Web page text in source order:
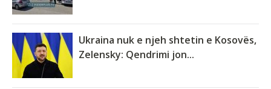
Ukraina nuk e njeh shtetin e Kosovës,
Zelensky: Qendrimi jon...